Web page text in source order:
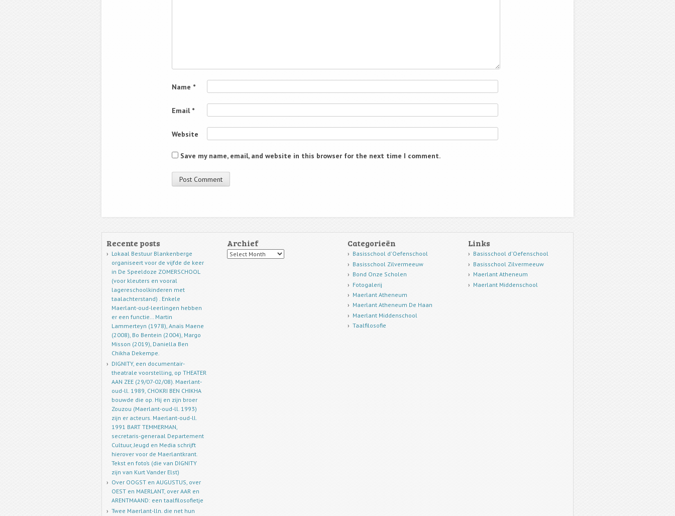
Name *
Email *
Website
Save my name, email, and website in this browser for the next time I comment.
Recente posts
Lokaal Bestuur Blankenberge
organiseert voor de vijfde de keer
in De Speeldoze ZOMERSCHOOL
(voor kleuters en vooral
lagereschoolkinderen met
taalachterstand) . Enkele
Maerlant-oud-leerlingen hebben
er een functie… Martin
Lammerteyn (1978), Anaïs Maene
(2008), Bo Bentein (2004), Margo
Misson (2019), Daniella Ben
Chikha Dekempe.
DIGNITY, een documentair-
theatrale voorstelling, op THEATER
AAN ZEE (29/07-02/08). Maerlant-
oud-ll. 1989, CHOKRI BEN CHIKHA
bouwde die op. Hij en zijn broer
Zouzou (Maerlant-oud-ll. 1993)
zijn er acteurs. Maerlant-oud-ll.
1991 BART TEMMERMAN,
secretaris-generaal Departement
Cultuur, Jeugd en Media schrijft
hierover voor de Maerlantkrant.
Tekst en foto’s (die van DIGNITY
zijn van Kurt Vander Elst)
Over OOGST en AUGUSTUS, over
OEST en MAERLANT, over AAR en
ARENTMAAND: een taalfilosofietje
Twee Maerlant-lln. die net hun
Archief
Archief
Categorieën
Basisschool d'Oefenschool
Basisschool Zilvermeeuw
Bond Onze Scholen
Fotogalerij
Maerlant Atheneum
Maerlant Atheneum De Haan
Maerlant Middenschool
Taalfilosofie
Links
Basisschool d'Oefenschool
Basisschool Zilvermeeuw
Maerlant Atheneum
Maerlant Middenschool